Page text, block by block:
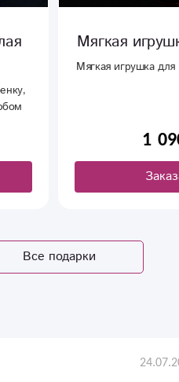
игрушка «Кенгуру»
игрушка для ваших любимых !
Все подарки